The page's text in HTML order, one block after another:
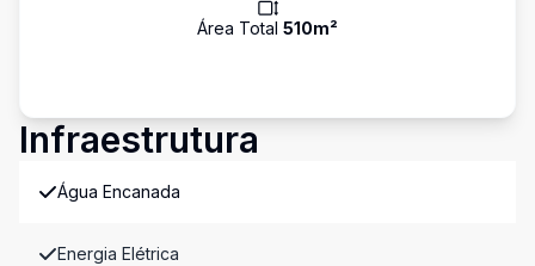
Área Total 510m²
Infraestrutura
Água Encanada
Energia Elétrica